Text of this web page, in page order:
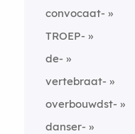
convocaat-
TROEP-
de-
vertebraat-
overbouwdst-
danser-